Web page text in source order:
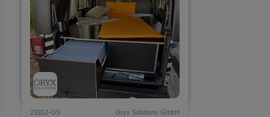
21912-OS Oryx Solutions GmbH